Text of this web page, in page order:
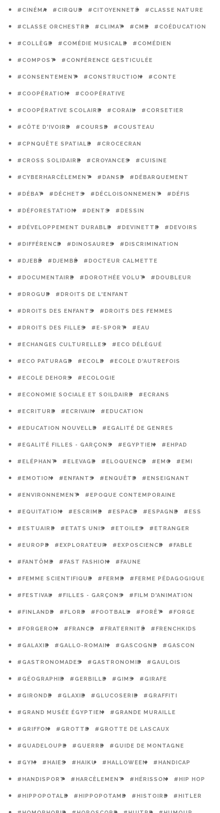
#CINÉMA #CIRQUE #CITOYENNETÉ #CLASSE NATURE
#CLASSE ORCHESTRE #CLIMAT #CME #COÉDUCATION
#COLLÈGE #COMÉDIE MUSICALE #COMÉDIEN
#COMPOST #CONFÉRENCE GESTICULÉE
#CONSENTEMENT #CONSTRUCTION #CONTE
#COOPÉRATION #COOPÉRATIVE
#COOPÉRATIVE SCOLAIRE #CORAIL #CORSETIER
#CÔTE D'IVOIRE #COURSE #COUSTEAU
#CPNQUÊTE SPATIALE #CROCECRAN
#CROSS SOLIDAIRE #CROYANCES #CUISINE
#CYBERHARCÈLEMENT #DANSE #DÉBARQUEMENT
#DÉBAT #DÉCHETS #DÉCLOISONNEMENT #DÉFIS
#DÉFORESTATION #DENTS #DESSIN
#DÉVELOPPEMENT DURABLE #DEVINETTE #DEVOIRS
#DIFFÉRENCE #DINOSAURES #DISCRIMINATION
#DJEBÉ #DJEMBÉ #DOCTEUR CALMETTE
#DOCUMENTAIRE #DOROTHÉE VOLUT #DOUBLEUR
#DROGUE #DROITS DE L'ENFANT
#DROITS DES ENFANTS #DROITS DES FEMMES
#DROITS DES FILLES #E-SPORT #EAU
#ECHANGES CULTURELLES #ECO DÉLÉGUÉ
#ECO PATURAGE #ECOLE #ECOLE D'AUTREFOIS
#ECOLE DEHORS #ECOLOGIE
#ECONOMIE SOCIALE ET SOILDAIRE #ECRANS
#ECRITURE #ECRIVAIN #EDUCATION
#EDUCATION NOUVELLE #EGALITÉ DE GENRES
#EGALITÉ FILLES - GARÇONS #EGYPTIEN #EHPAD
#ELÉPHANT #ELEVAGE #ELOQUENCE #EMC #EMI
#EMOTION #ENFANTS #ENQUÊTE #ENSEIGNANT
#ENVIRONNEMENT #EPOQUE CONTEMPORAINE
#EQUITATION #ESCRIME #ESPACE #ESPAGNE #ESS
#ESTUAIRE #ETATS UNIS #ETOILES #ETRANGER
#EUROPE #EXPLORATEUR #EXPOSCIENCE #FABLE
#FANTÔME #FAST FASHION #FAUNE
#FEMME SCIENTIFIQUE #FERME #FERME PÉDAGOGIQUE
#FESTIVAL #FILLES - GARÇONS #FILM D'ANIMATION
#FINLANDE #FLORE #FOOTBALL #FORÊT #FORGE
#FORGERON #FRANCE #FRATERNITÉ #FRENCHKIDS
#GALAXIE #GALLO-ROMAIN #GASCOGNE #GASCON
#GASTRONOMADES #GASTRONOMIE #GAULOIS
#GÉOGRAPHIE #GERBILLE #GIMS #GIRAFE
#GIRONDE #GLAXIE #GLUCOSERIE #GRAFFITI
#GRAND MUSÉE ÉGYPTIEN #GRANDE MURAILLE
#GRIFFON #GROTTE #GROTTE DE LASCAUX
#GUADELOUPE #GUERRE #GUIDE DE MONTAGNE
#GYM #HAIES #HAIKU #HALLOWEEN #HANDICAP
#HANDISPORT #HARCÈLEMENT #HÉRISSON #HIP HOP
#HIPPOPOTALE #HIPPOPOTAME #HISTOIRE #HITLER